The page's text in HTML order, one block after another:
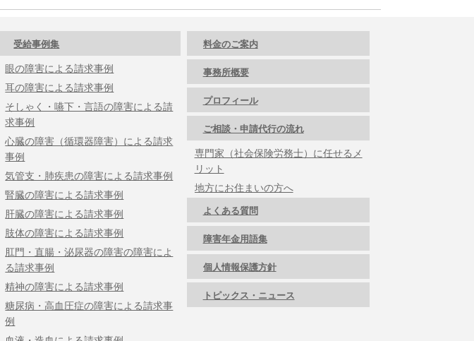
受給事例集
眼の障害による請求事例
耳の障害による請求事例
そしゃく・嚥下・言語の障害による請
求事例
心臓の障害（循環器障害）による請求
事例
気管支・肺疾患の障害による請求事例
腎臓の障害による請求事例
肝臓の障害による請求事例
肢体の障害による請求事例
肛門・直腸・泌尿器の障害の障害によ
る請求事例
精神の障害による請求事例
糖尿病・高血圧症の障害による請求事
例
料金のご案内
事務所概要
プロフィール
ご相談・申請代行の流れ
専門家（社会保険労務士）に任せるメ
リット
地方にお住まいの方へ
よくある質問
障害年金用語集
個人情報保護方針
トピックス・ニュース